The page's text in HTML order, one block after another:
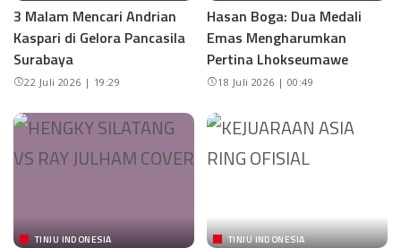
3 Malam Mencari Andrian
Kaspari di Gelora Pancasila
Surabaya
22 Juli 2026 | 19:29
Hasan Boga: Dua Medali
Emas Mengharumkan
Pertina Lhokseumawe
18 Juli 2026 | 00:49
TINJU INDONESIA TINJU INDONESIA